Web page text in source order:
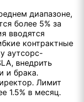
диапазоне,
более 5% за
вводятся
контрактные
аутсорс-
внедрить
и брака.
Лимит
1.5% в месяц.